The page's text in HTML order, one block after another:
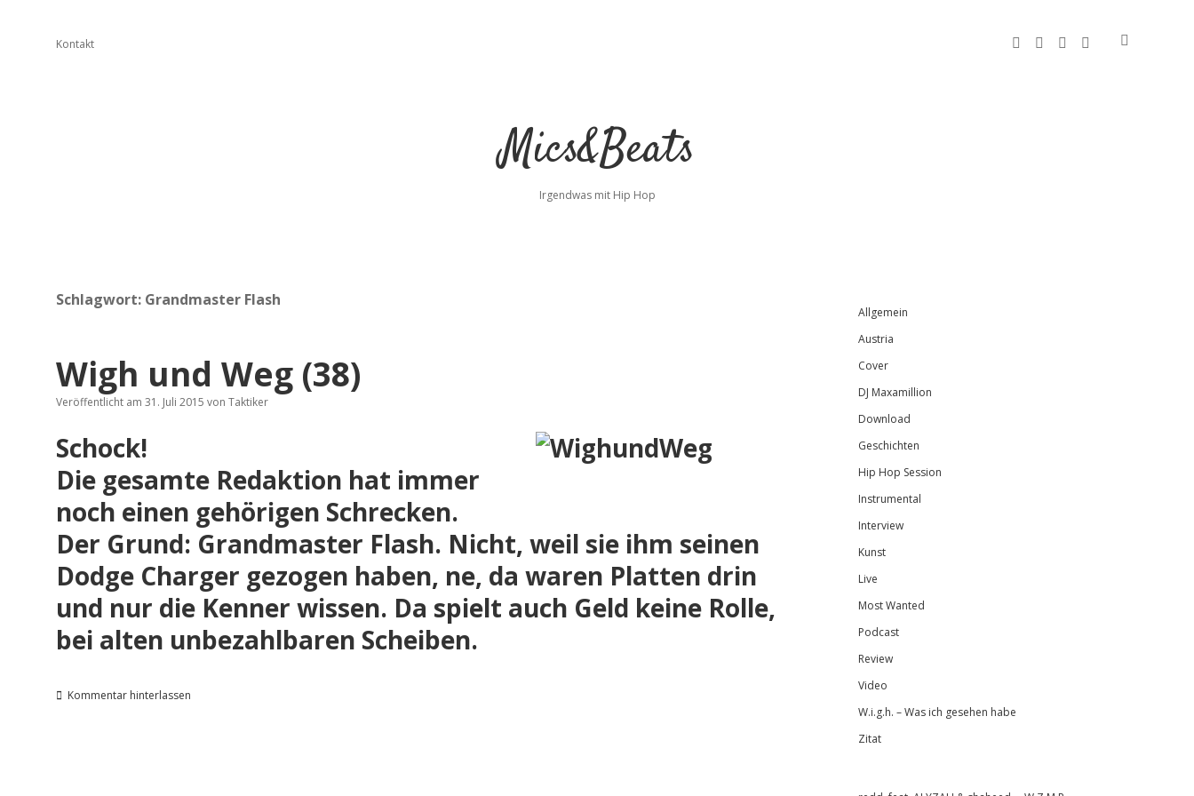
Kontakt facebookinstagrambandcamp
spotify
Mics&Beats
Irgendwas mit Hip Hop
Schlagwort: Grandmaster Flash
Wigh und Weg (38)
Veröffentlicht am 31. Juli 2015 von Taktiker
Schock!
Die gesamte Redaktion hat immer
noch einen gehörigen Schrecken.
Der Grund: Grandmaster Flash. Nicht, weil sie ihm seinen
Dodge Charger gezogen haben, ne, da waren Platten drin
und nur die Kenner wissen. Da spielt auch Geld keine Rolle,
bei alten unbezahlbaren Scheiben.​
Kommentar hinterlassen
Sidebar
Allgemein
Austria
Cover
DJ Maxamillion
Download
Geschichten
Hip Hop Session
Instrumental
Interview
Kunst
Live
Most Wanted
Podcast
Review
Video
W.i.g.h. – Was ich gesehen habe
Zitat